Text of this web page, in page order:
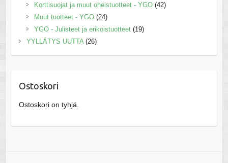
Korttisuojat ja muut oheistuotteet - YGO (42)
Muut tuotteet - YGO (24)
YGO - Julisteet ja erikoistuotteet (19)
YYLLÄTYS UUTTA (26)
Ostoskori
Ostoskori on tyhjä.